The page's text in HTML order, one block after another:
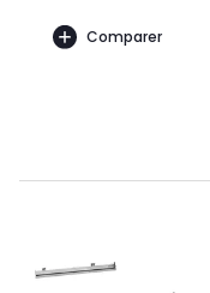
Comparer